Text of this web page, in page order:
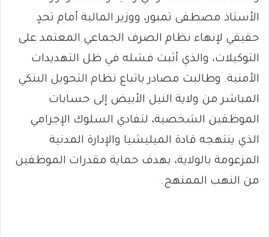
الأستاذ مصطفى تمبور، ووزير المالية أمام تحدٍ
حقيقي لإنهاء نظام الصرف الجماعي المعتمد على
التوكيلات، والذي أثبت فشله في ظل التهديدات
الأمنية. وطالبت مصادر باتباع نظام التحويل البنكي
المباشر من ولاية النيل الأبيض إلى حسابات
الموظفين الشخصية، لتفادي السلوك الإجرامي
الذي ينتهجه قادة الميليشيا والإدارة المدنية
المزعومة بالولاية، بهدف حماية مقدرات الموظفين
من النهب الممنهج.